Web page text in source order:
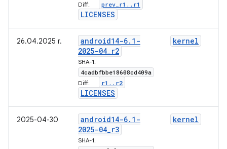
Diff: prev r1 . . r1
LICENSES
26.04.2025 r. android14-6. 1-
2025-04_r2
SHA-1:
4cadbfbbe18608cd409a
Diff: r1 . . r2
LICENSES
kernel
2025-04-30 android14-6. 1-
2025-04_r3
SHA-1:
kernel